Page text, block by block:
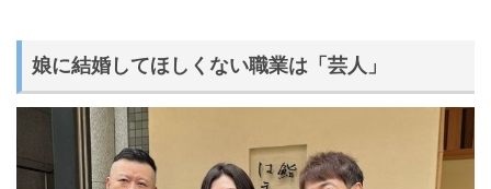
娘に結婚してほしくない職業は「芸人」